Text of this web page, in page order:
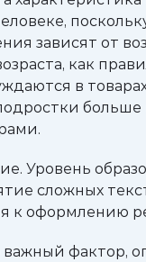
зависят от
как
в
Уровень
сложных
к оформлению
важный фактор,